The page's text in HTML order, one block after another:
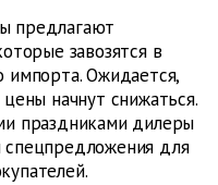
предлагают
завозятся в
импорта. Ожидается,
начнут снижаться.
праздниками дилеры
для